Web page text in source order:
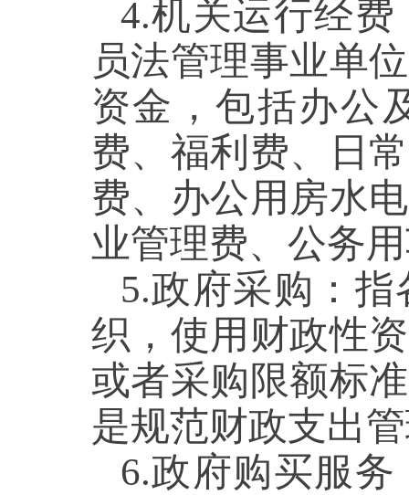
4.机关运行经费
员法管理事业单
资金 ，包括办公
费、福利费、日
费、办公用房水
业管理费、公务
5.政府采购 ： 指
织，使用 财政性
或者采购限额标
是规范财政支出
6.政府购买服务